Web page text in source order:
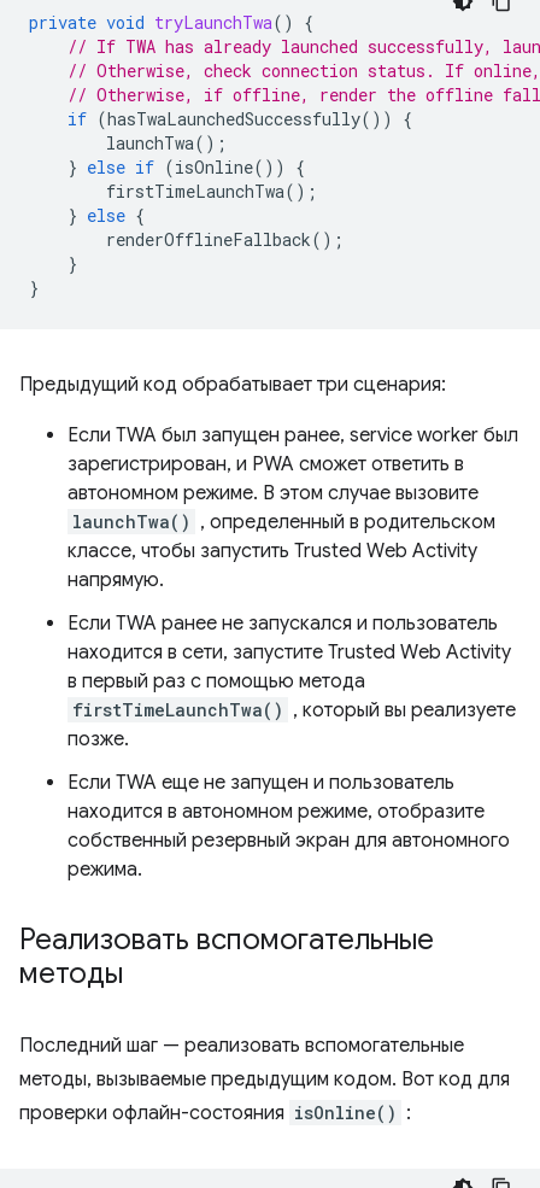
private void tryLaunchTwa()
{
// If TWA has already launched successfully,
// Otherwise, check connection status. If
// Otherwise, if offline, render the offline
if (hasTwaLaunchedSuccessfully())
{
launchTwa();
} else if (isOnline())
{
firstTimeLaunchTwa();
} else {
renderOfflineFallback();
}
}
Предыдущий код обрабатывает три сценария:
Если TWA был запущен ранее, service worker был
зарегистрирован, и PWA сможет ответить в
автономном режиме. В этом случае вызовите
launchTwa() , определенный в родительском
классе, чтобы запустить Trusted Web Activity
напрямую.
Если TWA ранее не запускался и пользователь
находится в сети, запустите Trusted Web Activity
в первый раз с помощью метода
firstTimeLaunchTwa() , который вы реализуете
позже.
Если TWA еще не запущен и пользователь
находится в автономном режиме, отобразите
собственный резервный экран для автономного
режима.
Реализовать вспомогательные
методы
Последний шаг — реализовать вспомогательные
методы, вызываемые предыдущим кодом. Вот код для
проверки офлайн-состояния isOnline() :